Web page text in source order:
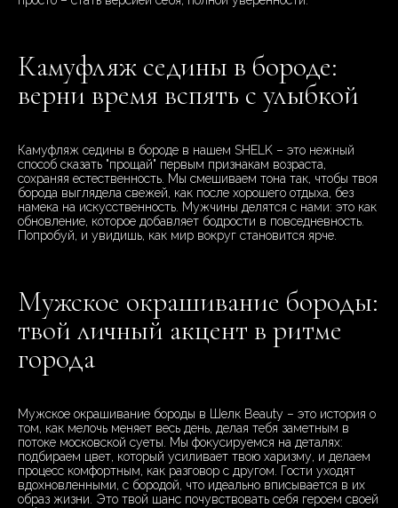
Камуфляж седины в бороде:
верни время вспять с улыбкой
Камуфляж седины в бороде в нашем SHELK – это нежный
способ сказать "прощай" первым признакам возраста,
сохраняя естественность. Мы смешиваем тона так, чтобы твоя
борода выглядела свежей, как после хорошего отдыха, без
намека на искусственность. Мужчины делятся с нами: это как
обновление, которое добавляет бодрости в повседневность.
Попробуй, и увидишь, как мир вокруг становится ярче.
Мужское окрашивание бороды:
твой личный акцент в ритме
города
Мужское окрашивание бороды в Шелк Beauty – это история о
том, как мелочь меняет весь день, делая тебя заметным в
потоке московской суеты. Мы фокусируемся на деталях:
подбираем цвет, который усиливает твою харизму, и делаем
процесс комфортным, как разговор с другом. Гости уходят
вдохновленными, с бородой, что идеально вписывается в их
образ жизни. Это твой шанс почувствовать себя героем своей